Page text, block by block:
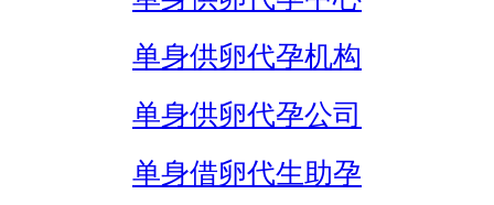
单身供卵代孕机构
单身供卵代孕公司
单身借卵代生助孕